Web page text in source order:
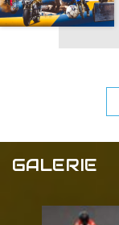
GALERIE